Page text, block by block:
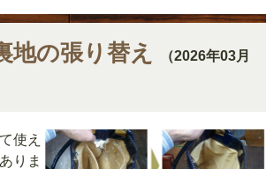
地の張り替え （2026年03月
使え
りま